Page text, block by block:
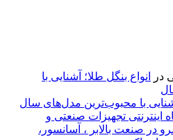
در
انواع بنگل طلا؛ آشنایی با
آشنایی با محبوب‌ترین مدل‌های سال
اینترنتی تجهیزات صنعتی و
در صنعت بالابر ، آسانسور،